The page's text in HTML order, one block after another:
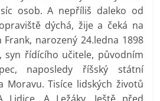
osob. A nepříliš daleko od
dýchá, žije a čeká na
narozený 24.ledna 1898
syn řídícího učitele, původním
naposledy říšský státní
Moravu. Tisíce lidských životů